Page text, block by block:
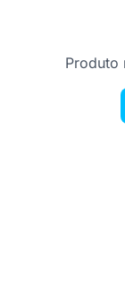
Produto